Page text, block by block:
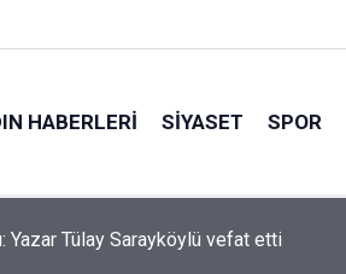
HABERLERI SIYASET SPOR
kazası: 16 yaşındaki Mustafa vefat etti